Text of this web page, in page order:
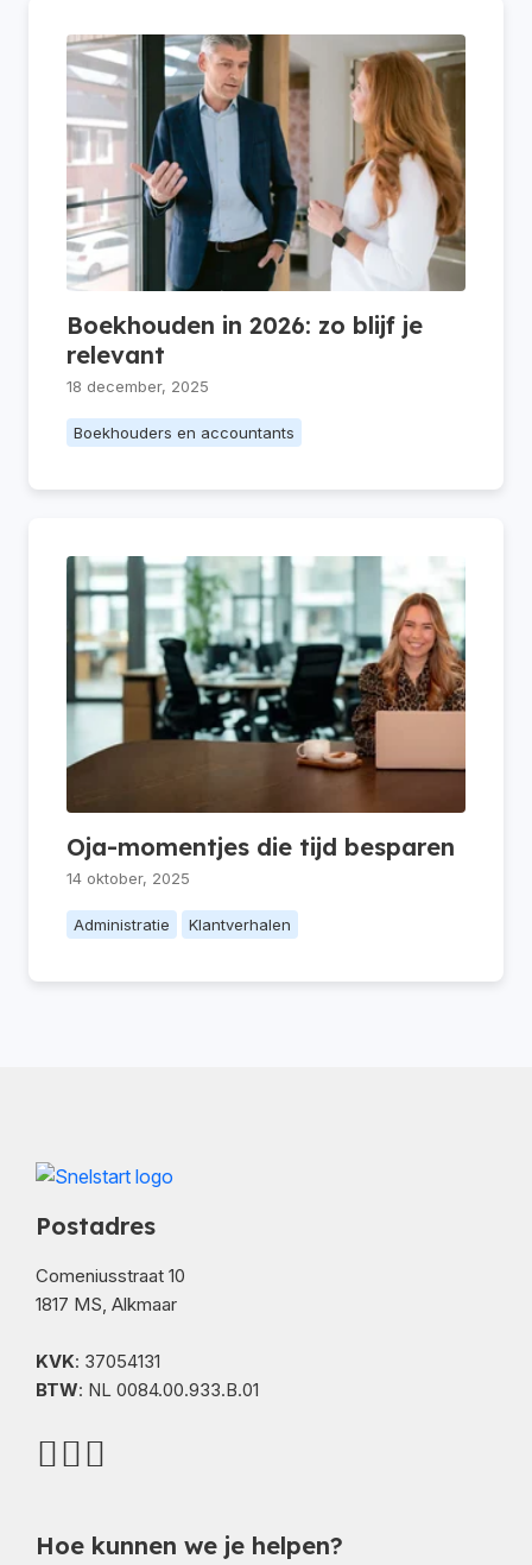
Boekhouden in 2026: zo blijf je
relevant
18 december, 2025
Boekhouders en accountants
Oja-momentjes die tijd besparen
14 oktober, 2025
Administratie Klantverhalen
Postadres
Comeniusstraat 10
1817 MS, Alkmaar
KVK: 37054131
BTW: NL 0084.00.933.B.01
Hoe kunnen we je helpen?